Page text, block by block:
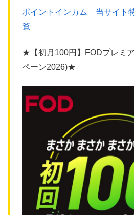
ポイントインカム 当サイト
覧
★【初月100円】FODプレミ
ペーン2026)★